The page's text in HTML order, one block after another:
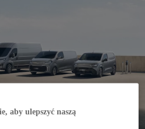
aby ulepszyć naszą